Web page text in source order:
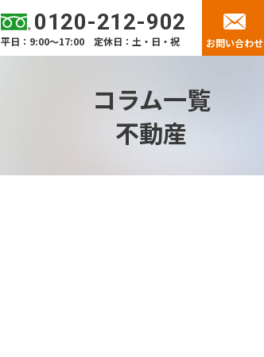
0120-212-902
平日：9:00～17:00 定休日：土・日・祝 お問い合わせ
コラム一覧
不動産